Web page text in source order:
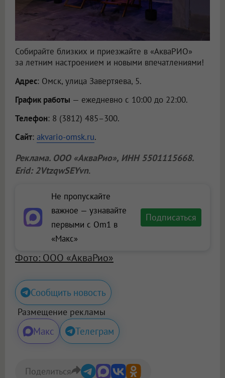
Собирайте близких и приезжайте в «АкваРИО»
за летним настроением и новыми впечатлениями!
Адрес: Омск, улица Завертяева, 5.
График работы — ежедневно с 10:00 до 22:00.
Телефон: 8 (3812) 485–300.
Сайт: akvario-omsk.ru.
Реклама. ООО «АкваРио», ИНН 5501115668.
Erid: 2VtzqwSEYvn.
Не пропускайте
важное — узнавайте
первыми с Om1 в
«Макс»
Подписаться
Фото: ООО «АкваРио»
Сообщить новость
Размещение рекламы
Макс Телеграм
Поделиться